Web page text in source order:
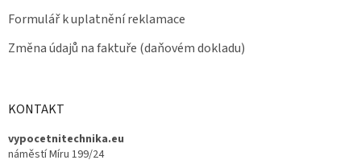
Formulář k uplatnění reklamace
Změna údajů na faktuře (daňovém dokladu)
KONTAKT
vypocetnitechnika.eu
náměstí Míru 199/24